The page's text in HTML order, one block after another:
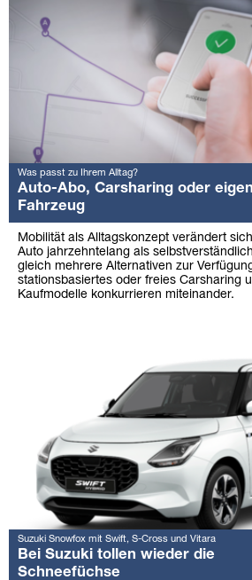
Was passt zu Ihrem Alltag?
Auto-Abo, Carsharing oder
Fahrzeug
Mobilität als Alltagskonzept verändert
Auto jahrzehntelang als
gleich mehrere Alternativen zur
stationsbasiertes oder freies Carsharing
Kaufmodelle konkurrieren miteinander.
Suzuki Snowfox mit Swift, S-Cross und Vitara
Bei Suzuki tollen wieder die
Schneefüchse